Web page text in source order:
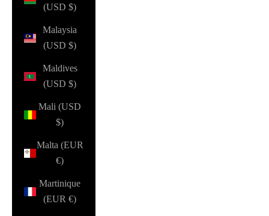
(USD $)
Malaysia
(USD $)
Maldives
(USD $)
Mali (USD
$)
Malta (EUR
€)
Martinique
(EUR €)